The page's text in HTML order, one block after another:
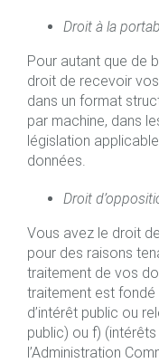
Droit à la
Pour autant que de
droit de recevoir
dans un format
par machine, dans
législation
données.
Droit
Vous avez le droit
pour des raisons
traitement de vos
traitement est fondé
d’intérêt public ou
public) ou f)
l’Administration